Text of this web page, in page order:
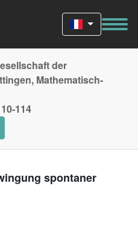
der
Mathematisch-
114
spontaner